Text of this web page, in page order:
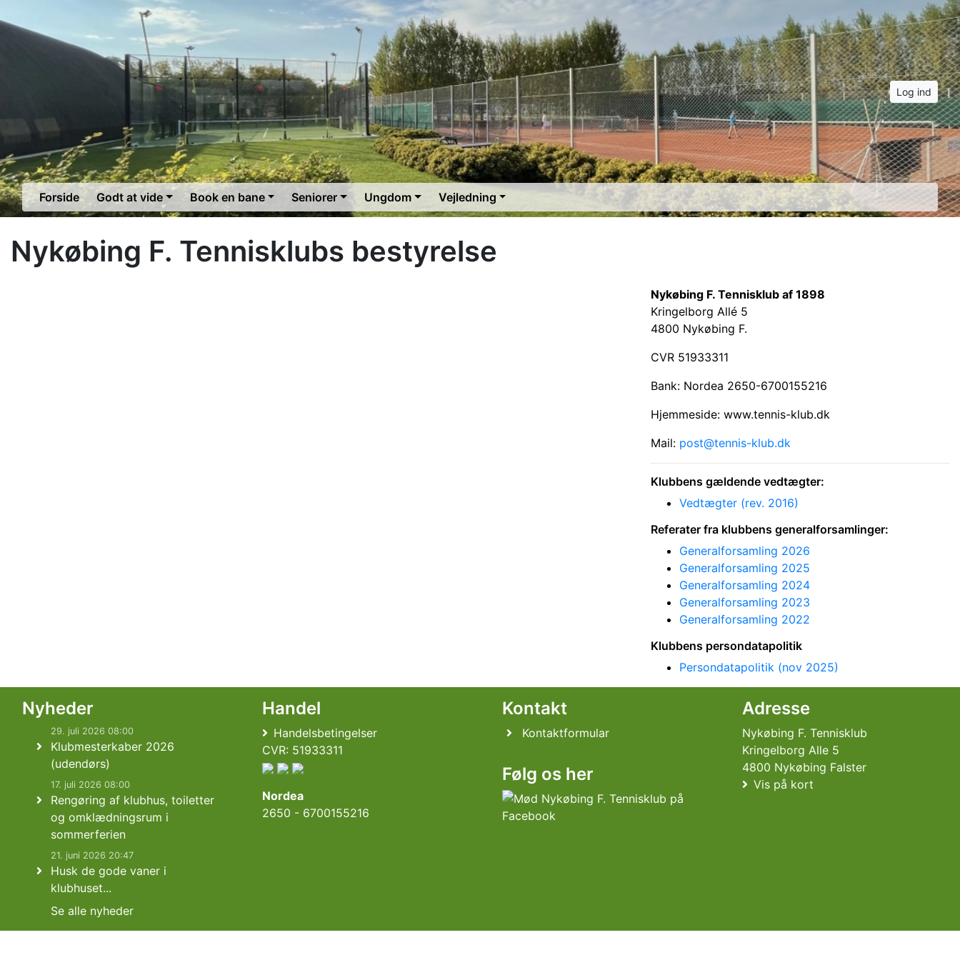
Log ind
Forside Godt at vide Book en bane Seniorer Ungdom Vejledning
Nykøbing F. Tennisklubs bestyrelse
Nykøbing F. Tennisklub af 1898
Kringelborg Allé 5
4800 Nykøbing F.
CVR 51933311
Bank: Nordea 2650-6700155216
Hjemmeside: www.tennis-klub.dk
Mail: post@tennis-klub.dk
Klubbens gældende vedtægter:
Vedtægter (rev. 2016)
Referater fra klubbens generalforsamlinger:
Generalforsamling 2026
Generalforsamling 2025
Generalforsamling 2024
Generalforsamling 2023
Generalforsamling 2022
Klubbens persondatapolitik
Persondatapolitik (nov 2025)
Nyheder
29. juli 2026 08:00
Klubmesterkaber 2026
(udendørs)
17. juli 2026 08:00
Rengøring af klubhus, toiletter
og omklædningsrum i
sommerferien
21. juni 2026 20:47
Husk de gode vaner i
klubhuset...
Se alle nyheder
Handel
Handelsbetingelser
CVR: 51933311
Nordea
2650 - 6700155216
Kontakt
Kontaktformular
Følg os her
Adresse
Nykøbing F. Tennisklub
Kringelborg Alle 5
4800 Nykøbing Falster
Vis på kort